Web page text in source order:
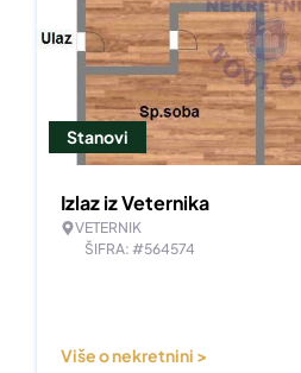
Stanovi
Izlaz iz Veternika
VETERNIK
ŠIFRA: #564574
Više o nekretnini >